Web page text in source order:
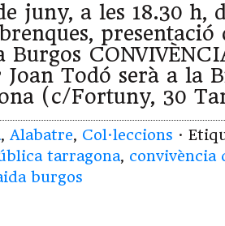
juny, a les 18.30 h,
presentació
Burgos
Joan Todó serà a la
(c/Fortuny, 30
, Alabatre, Col·leccions ·
tarragona, convivència
burgos